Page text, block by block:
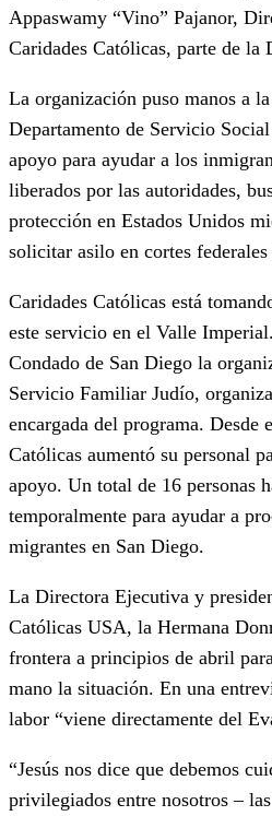
Appaswamy “Vino” Pajanor,
Caridades Católicas, parte de la
La organización puso manos a
Departamento de Servicio
apoyo para ayudar a los
liberados por las autoridades,
protección en Estados Unidos
solicitar asilo en cortes
Caridades Católicas está
este servicio en el Valle
Condado de San Diego la
Servicio Familiar Judío,
encargada del programa. Desde
Católicas aumentó su personal
apoyo. Un total de 16 personas
temporalmente para ayudar a
migrantes en San Diego.
La Directora Ejecutiva y
Católicas USA, la Hermana
frontera a principios de abril
mano la situación. En una
labor “viene directamente del
“Jesús nos dice que debemos
privilegiados entre nosotros –